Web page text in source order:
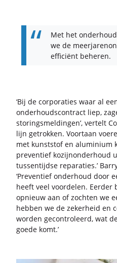
Met het
we de
ef­fi­ci­ënt be­he­ren.
‘Bij de cor­po­ra­ties waar al
on­der­houds­con­tract liep,
sto­rings­mel­din­gen’, ver­telt
lijn ge­trok­ken. Voort­aan
met kunst­stof en alu­mi­ni­um
pre­ven­tief ko­zijn­on­der­houd
tus­sen­tijd­se re­pa­ra­ties.’
‘Pre­ven­tief on­der­houd door
heeft veel voor­de­len. Eer­der
op­nieuw aan of zoch­ten we
heb­ben we de ze­ker­heid en
wor­den ge­con­tro­leerd, wat
goede komt.’